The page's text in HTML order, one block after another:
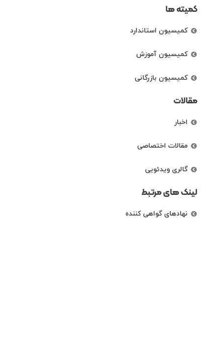
کمیته ها
کمیسیون استاندارد
کمیسیون آموزش
کمیسیون بازرگانی
مقالات
اخبار
مقالات اختصاصی
گالری ویدئویی
لینک های مرتبط
نهادهای گواهی کننده